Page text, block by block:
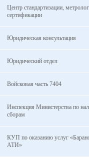
Центр стандартизации,
сертификации
Юридическая консультация
Юридический отдел
Войсковая часть 7404
Инспекция Министерства по
сборам
КУП по оказанию услуг
АТИ»